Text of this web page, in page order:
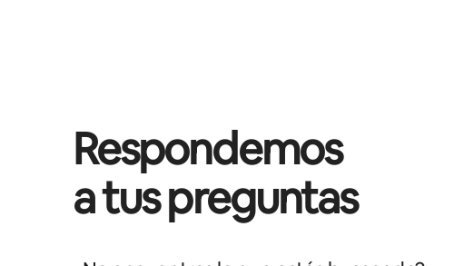
Respondemos
a tus preguntas